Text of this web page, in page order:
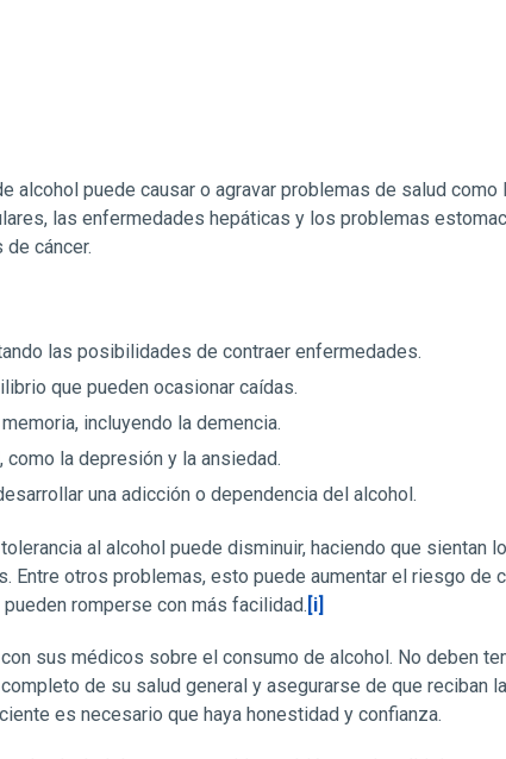
alcohol puede causar o agravar problemas de salud
las enfermedades hepáticas y los problemas
cáncer.
las posibilidades de contraer enfermedades.
que pueden ocasionar caídas.
incluyendo la demencia.
la depresión y la ansiedad.
una adicción o dependencia del alcohol.
al alcohol puede disminuir, haciendo que sientan
Entre otros problemas, esto puede aumentar el riesgo de
romperse con más facilidad. [i]
sus médicos sobre el consumo de alcohol. No deben
de su salud general y asegurarse de que reciban
es necesario que haya honestidad y confianza.